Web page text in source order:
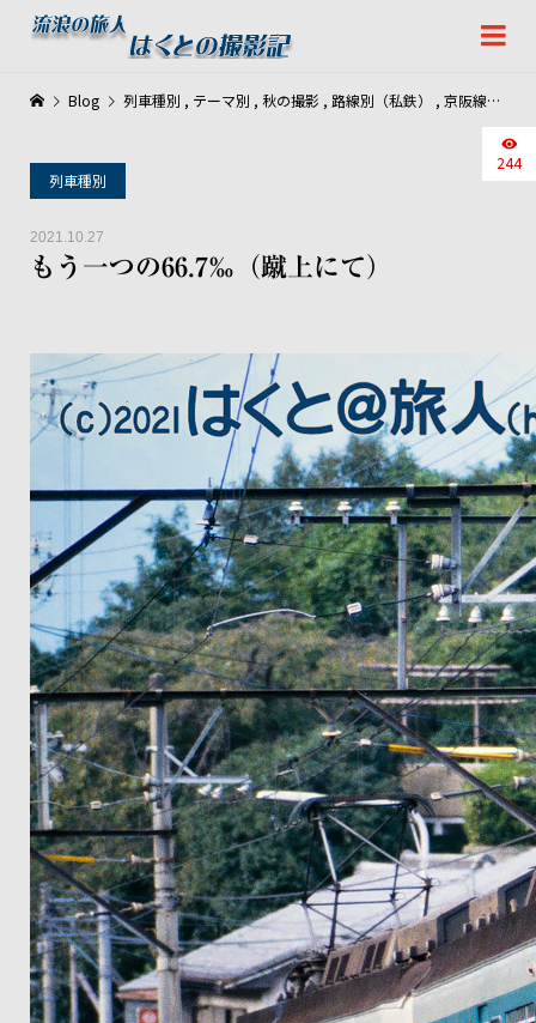
列車種別
2021.10.27
もう一つの66.7‰（蹴上にて）
244
Blog 列車種別 , テーマ別 , 秋の撮影 , 路線別（私鉄） , 京阪線・南海線・叡山線